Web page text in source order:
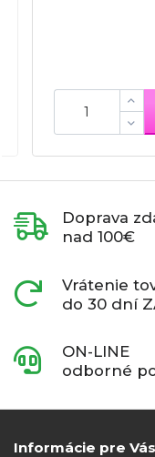
Doprava
nad 100€
Vrátenie
do 30 dní
ON-LINE
odborné
Informácie pre Vás